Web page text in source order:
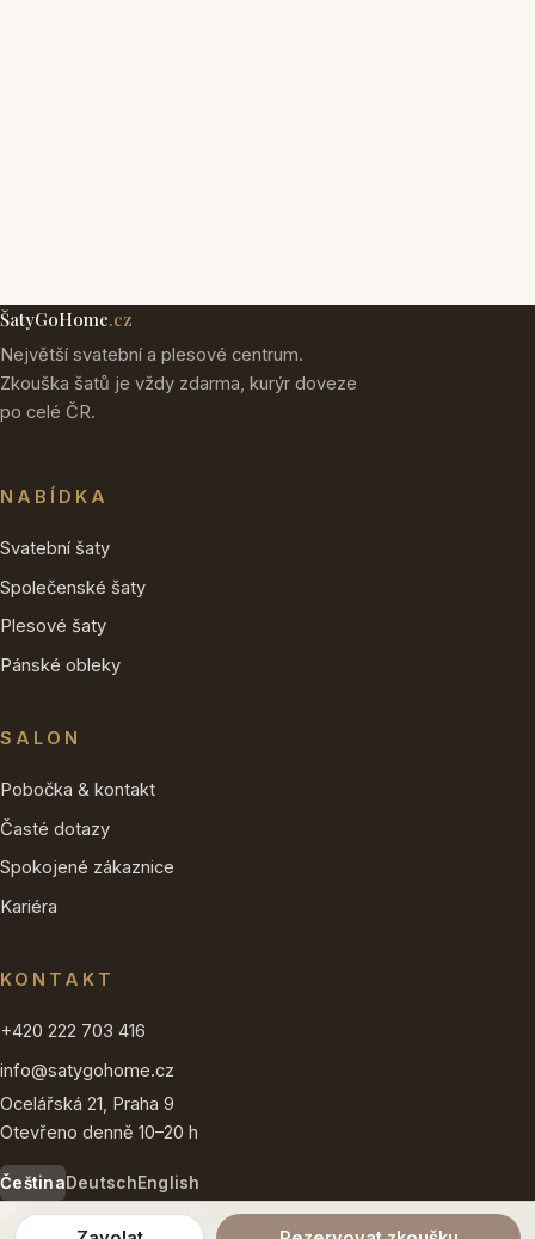
ŠatyGoHome.cz
Největší svatební a plesové centrum.
Zkouška šatů je vždy zdarma, kurýr doveze
po celé ČR.
NABÍDKA
Svatební šaty
Společenské šaty
Plesové šaty
Pánské obleky
SALON
Pobočka & kontakt
Časté dotazy
Spokojené zákaznice
Kariéra
KONTAKT
+420 222 703 416
info@satygohome.cz
Ocelářská 21, Praha 9
Otevřeno denně 10–20 h
ČeštinaDeutschEnglish